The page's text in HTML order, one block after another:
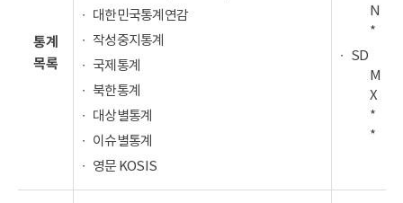
통계
목록
대한민국통계연감
작성중지통계
국제통계
북한통계
대상별통계
이슈별통계
영문 KOSIS
N
*
SD
M
X
*
*